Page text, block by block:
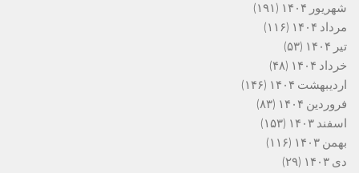
شهریور ۱۴۰۴
(۱۹۱)
مرداد ۱۴۰۴
(۱۱۶)
تیر ۱۴۰۴
(۵۳)
خرداد ۱۴۰۴
(۴۸)
اردیبهشت ۱۴۰۴
(۱۴۶)
فروردین ۱۴۰۴
(۸۳)
اسفند ۱۴۰۳
(۱۵۳)
بهمن ۱۴۰۳
(۱۱۶)
دی ۱۴۰۳
(۲۹)